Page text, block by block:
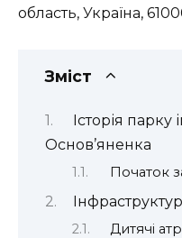
область, Україна,
Зміст
Історія парку
Основ’яненка
Початок
Дитячі